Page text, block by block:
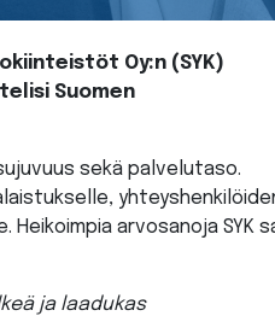
Oy:n (SYK)
Suomen
sekä palvelutaso.
arvosanoja SYK
ja laadukas